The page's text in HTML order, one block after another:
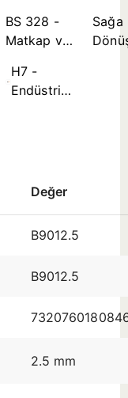
BS 328 -
Matkap ve
Standartları
Sağa
H7 -
Endüstri
(çap
aralığına
Değer
B9012.5
B9012.5
2.5 mm